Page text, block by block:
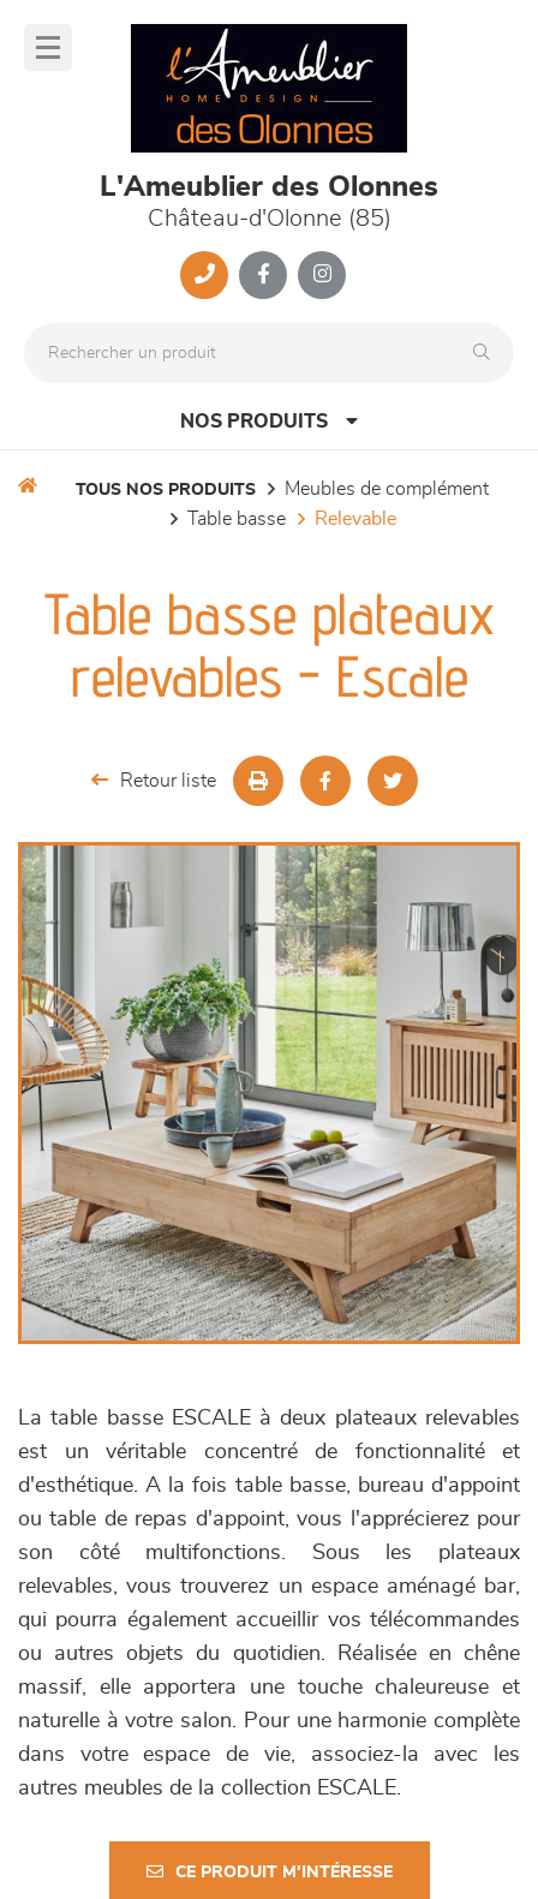
L'Ameublier des Olonnes
Château-d'Olonne (85)
NOS PRODUITS
séjours
meubles de complément
décoration
TOUS NOS PRODUITS
meubles de complément
table basse
relevable
Table basse plateaux
relevables - Escale
Retour liste
La table basse ESCALE à deux plateaux relevables
est un véritable concentré de fonctionnalité et
d'esthétique. A la fois table basse, bureau d'appoint
ou table de repas d'appoint, vous l'apprécierez pour
son côté multifonctions. Sous les plateaux
relevables, vous trouverez un espace aménagé bar,
qui pourra également accueillir vos télécommandes
ou autres objets du quotidien. Réalisée en chêne
massif, elle apportera une touche chaleureuse et
naturelle à votre salon. Pour une harmonie complète
dans votre espace de vie, associez-la avec les
autres meubles de la collection ESCALE.
CE PRODUIT M'INTÉRESSE